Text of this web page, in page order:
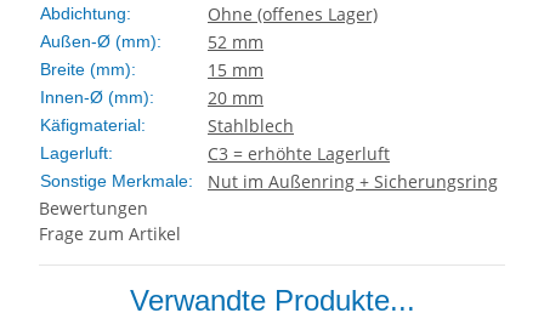
Abdichtung: Ohne (offenes Lager)
Außen-Ø (mm): 52 mm
Breite (mm): 15 mm
Innen-Ø (mm): 20 mm
Käfigmaterial: Stahlblech
Lagerluft: C3 = erhöhte Lagerluft
Sonstige Merkmale:
Nut im Außenring + Sicherungsring
Bewertungen
Frage zum Artikel
Verwandte Produkte...